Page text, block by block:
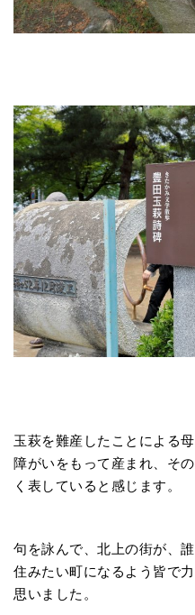
玉萩を難産したことによる
障がいをもって産まれ、そ
く表していると感じます。
句を詠んで、北上の街が、
住みたい町になるよう皆で
思いました。